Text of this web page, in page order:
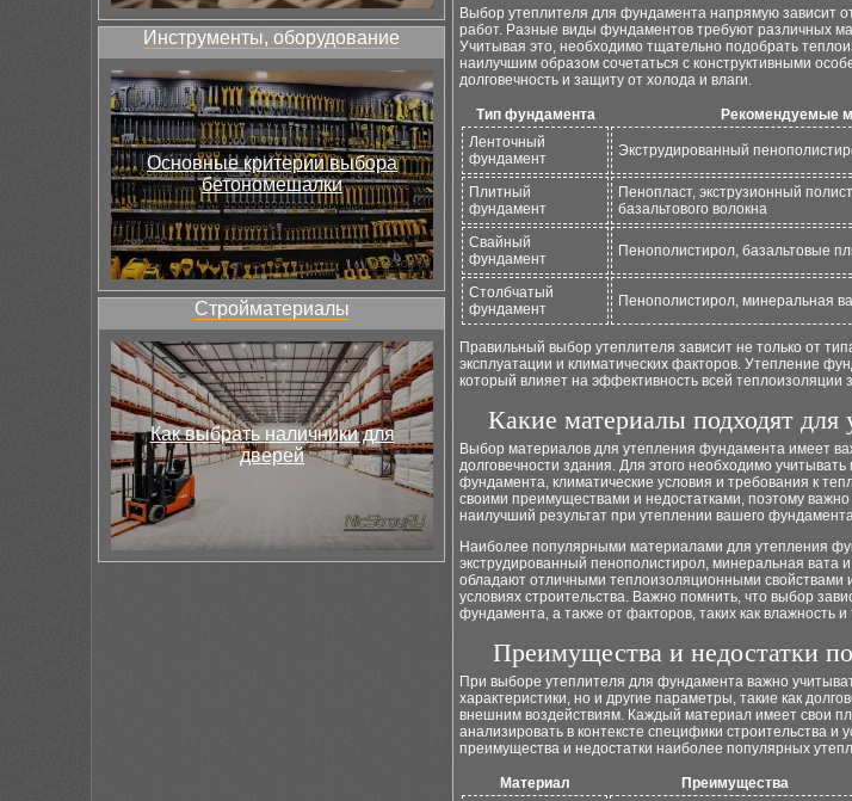
Инструменты, оборудование
Основные критерии выбора
бетономешалки
Стройматериалы
Как выбрать наличники для
дверей
Выбор утеплителя для фундамента напрямую зависит
работ. Разные виды фундаментов требуют различных
Учитывая это, необходимо тщательно подобрать
наилучшим образом сочетаться с конструктивными
долговечность и защиту от холода и влаги.
Тип фундамента
Рекомендуемые
Ленточный
фундамент
Экструдированный
Плитный
фундамент
Пенопласт, экструзионный
базальтового волокна
Свайный
фундамент
Пенополистирол, базальтовые
Столбчатый
фундамент
Пенополистирол, минеральная
Правильный выбор утеплителя зависит не только от
эксплуатации и климатических факторов. Утепление
который влияет на эффективность всей теплоизоляции
Какие материалы подходят для
Выбор материалов для утепления фундамента имеет
долговечности здания. Для этого необходимо
фундамента, климатические условия и требования к
своими преимуществами и недостатками, поэтому
наилучший результат при утеплении вашего
Наиболее популярными материалами для утепления
экструдированный пенополистирол, минеральная вата
обладают отличными теплоизоляционными свойствами
условиях строительства. Важно помнить, что выбор
фундамента, а также от факторов, таких как влажность
Преимущества и недостатки
При выборе утеплителя для фундамента важно
характеристики, но и другие параметры, такие как
внешним воздействиям. Каждый материал имеет свои
анализировать в контексте специфики строительства и
преимущества и недостатки наиболее популярных
Материал Преимущества